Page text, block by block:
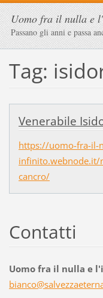
Uomo fra il nulla e
Passano gli anni e passa
Tag:
Venerabile
https://uomo-fra-il-
infinito.webnode.it/
cancro/
Contatti
Uomo fra il nulla e
bianco@salvezzae